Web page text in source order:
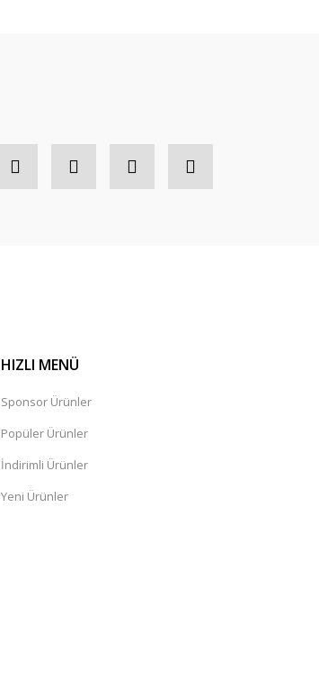
HIZLI MENÜ
Sponsor Ürünler
Popüler Ürünler
İndirimli Ürünler
Yeni Ürünler